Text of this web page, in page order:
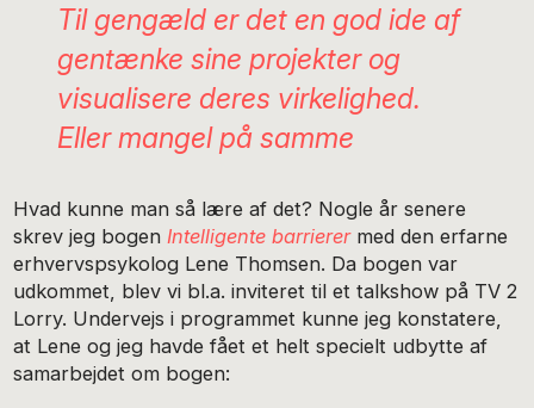
Til gengæld er det en god ide af
gentænke sine projekter og
visualisere deres virkelighed.
Eller mangel på samme
Hvad kunne man så lære af det? Nogle år senere
skrev jeg bogenIntelligente barrierermed den erfarne
erhvervspsykolog Lene Thomsen. Da bogen var
udkommet, blev vi bl.a. inviteret til et talkshow på TV 2
Lorry. Undervejs i programmet kunne jeg konstatere,
at Lene og jeg havde fået et helt specielt udbytte af
samarbejdet om bogen: